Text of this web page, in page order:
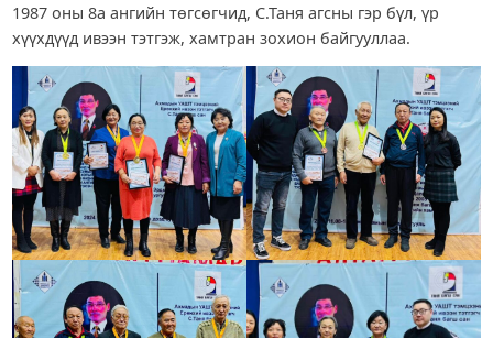
1987 оны 8а ангийн төгсөгчид, С.Таня агсны гэр бүл, үр
хүүхдүүд ивээн тэтгэж, хамтран зохион байгууллаа.